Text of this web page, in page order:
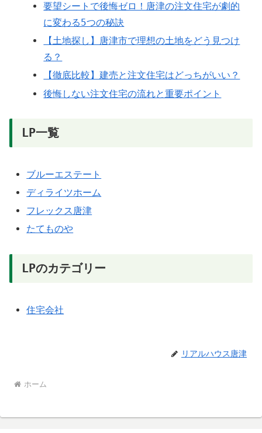
要望シートで後悔ゼロ！唐津の注文住宅が劇的
に変わる5つの秘訣
【土地探し】唐津市で理想の土地をどう見つけ
る？
【徹底比較】建売と注文住宅はどっちがいい？
後悔しない注文住宅の流れと重要ポイント
LP一覧
ブルーエステート
ディライツホーム
フレックス唐津
たてものや
LPのカテゴリー
住宅会社
リアルハウス唐津
ホーム